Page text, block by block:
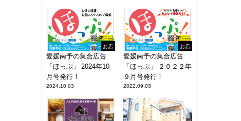
お店
愛媛南予の集合広告
「ほっぷ」 2024年10
月号発行！
2024.10.03
お店
愛媛南予の集合広告
「ほっぷ」 ２０２２年
９月号発行！
2022.09.03